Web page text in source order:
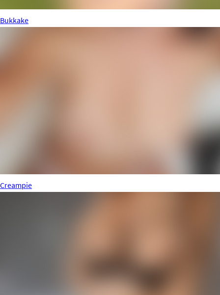
Bukkake
Creampie